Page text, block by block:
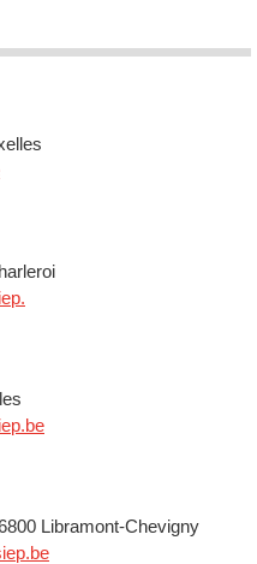
Libramont-Chevigny